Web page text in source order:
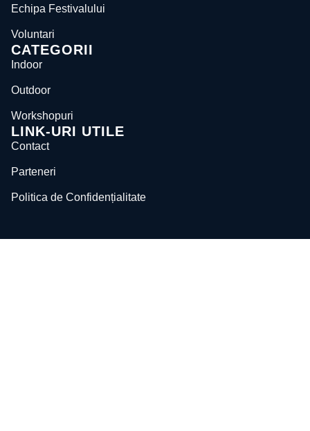
Echipa Festivalului
Voluntari
CATEGORII
Indoor
Outdoor
Workshopuri
LINK-URI UTILE
Contact
Parteneri
Politica de Confidențialitate